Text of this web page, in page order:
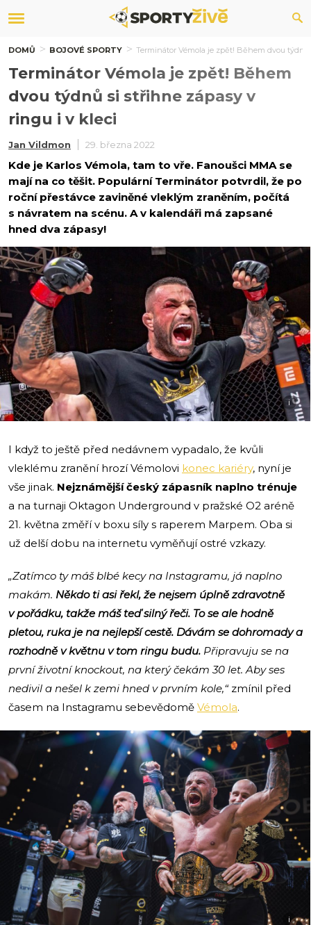
DOMŮ BOJOVÉ SPORTY Terminátor Vémola je zpět! Během dvou
Terminátor Vémola je zpět! Během
dvou týdnů si střihne zápasy v
ringu i v kleci
Jan Vildmon 29. března 2022
Kde je Karlos Vémola, tam to vře. Fanoušci MMA se
mají na co těšit. Populární Terminátor potvrdil, že po
roční přestávce zaviněné vleklým zraněním, počítá
s návratem na scénu. A v kalendáři má zapsané
hned dva zápasy!
i
I když to ještě před nedávnem vypadalo, že kvůli
vleklému zranění hrozí Vémolovi konec kariéry, nyní je
vše jinak. Nejznámější český zápasník naplno trénuje
a na turnaji Oktagon Underground v pražské O2 aréně
21. května změří v boxu síly s raperem Marpem. Oba si
už delší dobu na internetu vyměňují ostré vzkazy.
„Zatímco ty máš blbé kecy na Instagramu, já naplno
makám. Někdo ti asi řekl, že nejsem úplně zdravotně
v pořádku, takže máš teď silný řeči. To se ale hodně
pletou, ruka je na nejlepší cestě. Dávám se dohromady a
rozhodně v květnu v tom ringu budu. Připravuju se na
první životní knockout, na který čekám 30 let. Aby ses
nedivil a nešel k zemi hned v prvním kole,“zmínil před
časem na Instagramu sebevědomě Vémola.
i